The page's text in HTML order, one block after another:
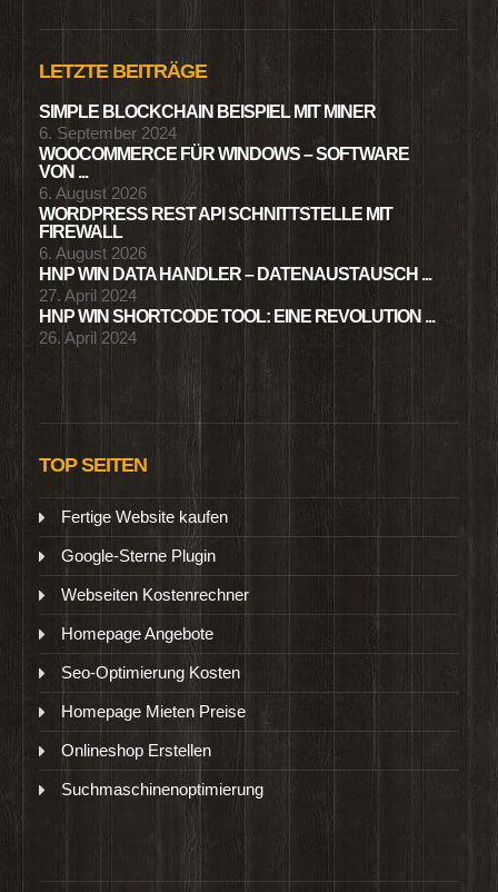
LETZTE BEITRÄGE
SIMPLE BLOCKCHAIN BEISPIEL MIT MINER
6. September 2024
WOOCOMMERCE FÜR WINDOWS – SOFTWARE
VON ...
6. August 2026
WORDPRESS REST API SCHNITTSTELLE MIT
FIREWALL
6. August 2026
HNP WIN DATA HANDLER – DATENAUSTAUSCH ...
27. April 2024
HNP WIN SHORTCODE TOOL: EINE REVOLUTION ...
26. April 2024
TOP SEITEN
Fertige Website kaufen
Google-Sterne Plugin
Webseiten Kostenrechner
Homepage Angebote
Seo-Optimierung Kosten
Homepage Mieten Preise
Onlineshop Erstellen
Suchmaschinenoptimierung